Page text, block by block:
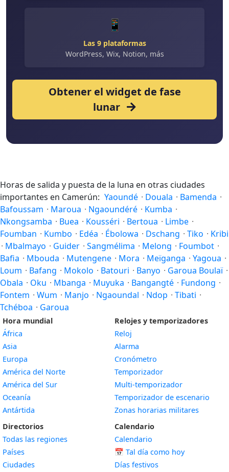
📱
Las 9 plataformas
WordPress, Wix, Notion, más
Obtener el widget de fase
lunar
Horas de salida y puesta de la luna en otras ciudades
importantes en Camerún: Yaoundé · Douala · Bamenda ·
Bafoussam · Maroua · Ngaoundéré · Kumba ·
Nkongsamba · Buea · Kousséri · Bertoua · Limbe ·
Foumban · Kumbo · Edéa · Ébolowa · Dschang · Tiko · Kribi
· Mbalmayo · Guider · Sangmélima · Melong · Foumbot ·
Bafia · Mbouda · Mutengene · Mora · Meïganga · Yagoua ·
Loum · Bafang · Mokolo · Batouri · Banyo · Garoua Boulaï ·
Obala · Oku · Mbanga · Muyuka · Bangangté · Fundong ·
Fontem · Wum · Manjo · Ngaoundal · Ndop · Tibati ·
Tchéboa · Garoua
Hora mundial
África
Asia
Europa
América del Norte
América del Sur
Oceanía
Antártida
Directorios
Todas las regiones
Países
Ciudades
Relojes y temporizadores
Reloj
Alarma
Cronómetro
Temporizador
Multi-temporizador
Temporizador de escenario
Zonas horarias militares
Calendario
Calendario
📅 Tal día como hoy
Días festivos